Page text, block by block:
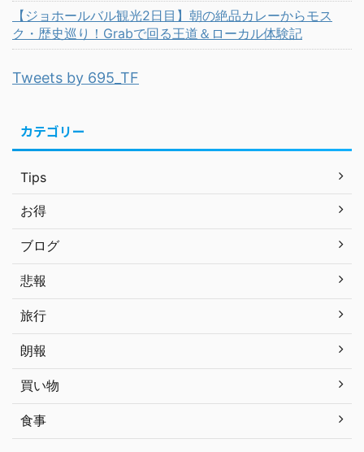
【ジョホールバル観光2日目】朝の絶品カレーからモス
ク・歴史巡り！Grabで回る王道＆ローカル体験記
Tweets by 695_TF
カテゴリー
Tips
お得
ブログ
悲報
旅行
朗報
買い物
食事